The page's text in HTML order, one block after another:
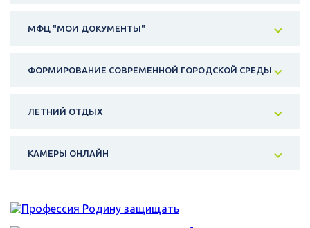
МФЦ "МОИ ДОКУМЕНТЫ"
ФОРМИРОВАНИЕ СОВРЕМЕННОЙ ГОРОДСКОЙ СРЕДЫ
ЛЕТНИЙ ОТДЫХ
КАМЕРЫ ОНЛАЙН